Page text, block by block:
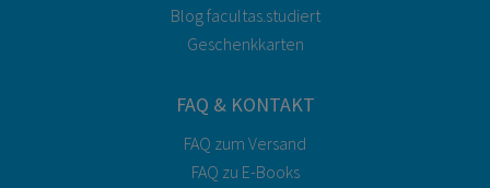
Blog facultas.studiert
Geschenkkarten
FAQ & KONTAKT
FAQ zum Versand
FAQ zu E-Books